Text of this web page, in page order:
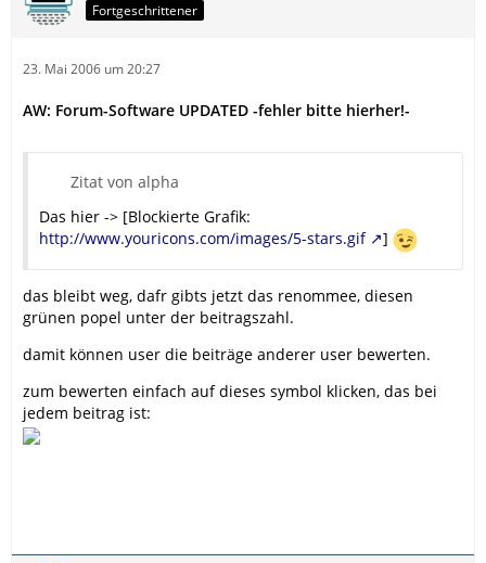
Fortgeschrittener
23. Mai 2006 um 20:27
AW: Forum-Software UPDATED -fehler bitte hierher!-
Zitat von alpha
Das hier -> [Blockierte Grafik:
http://www.youricons.com/images/5-stars.gif
]
das bleibt weg, dafr gibts jetzt das renommee, diesen
grünen popel unter der beitragszahl.
damit können user die beiträge anderer user bewerten.
zum bewerten einfach auf dieses symbol klicken, das bei
jedem beitrag ist: